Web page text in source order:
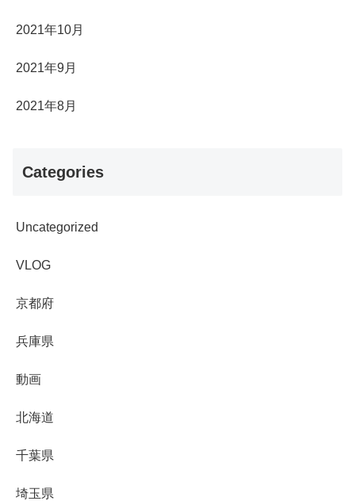
2021年10月
2021年9月
2021年8月
Categories
Uncategorized
VLOG
京都府
兵庫県
動画
北海道
千葉県
埼玉県